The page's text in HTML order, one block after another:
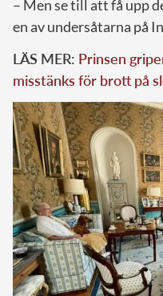
– Men se till att få upp
en av undersåtarna på
LÄS MER: Prinsen
misstänks för brott på